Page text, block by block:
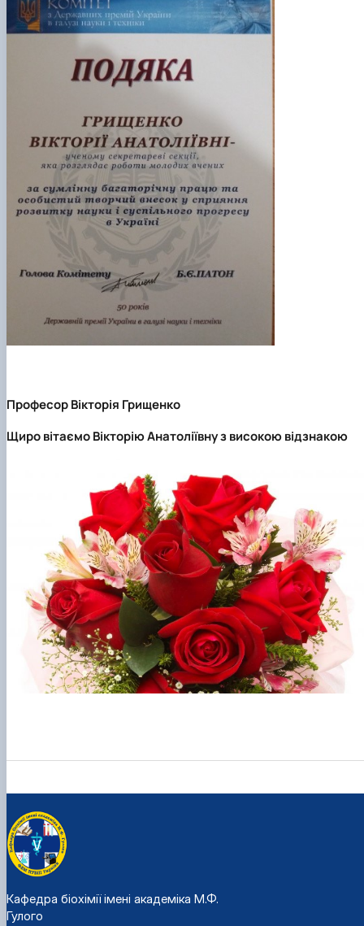
Професор Вікторія Грищенко
Щиро вітаємо Вікторію Анатоліївну з високою відзнакою
Кафедра біохімії імені академіка М.Ф.
Гулого